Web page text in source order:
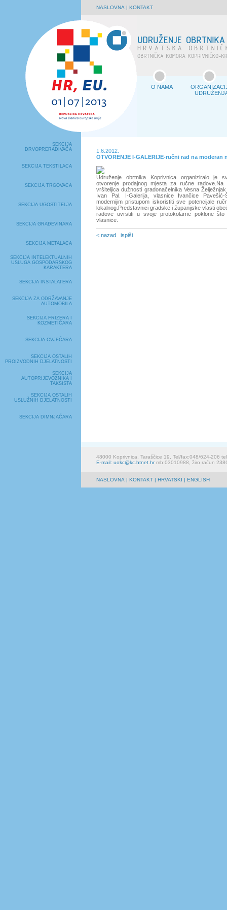
NASLOVNA | KONTAKT
O NAMA
SEKCIJA
DRVOPRERAĐIVAČA
SEKCIJA TEKSTILACA
SEKCIJA TRGOVACA
SEKCIJA UGOSTITELJA
SEKCIJA GRAĐEVINARA
SEKCIJA METALACA
SEKCIJA INTELEKTUALNIH
USLUGA GOSPODARSKOG
KARAKTERA
SEKCIJA INSTALATERA
SEKCIJA ZA ODRŽAVANJE
AUTOMOBILA
SEKCIJA FRIZERA I
KOZMETIČARA
SEKCIJA CVJEĆARA
SEKCIJA OSTALIH
PROIZVODNIH DJELATNOSTI
SEKCIJA
AUTOPRIJEVOZNIKA I
TAKSISTA
SEKCIJA OSTALIH
USLUŽNIH DJELATNOSTI
SEKCIJA DIMNJAČARA
1.6.2012.
OTVORENJE I-GALERIJE-ručni rad na moderan
Udruženje obrtnika Koprivnica organiziralo je
otvorenje prodajnog mjesta za ručne
vršiteljica dužnosti gradonačelnika Vesna
Ivan Pal. I-Galerija, vlasnice Ivančice
modernijim pristupom iskoristiti sve potencijale
lokalnog.Predstavnici gradske i županijske vlasti
radove uvrstiti u svoje protokolarne poklone
vlasnice.
< nazad ispiši
48000 Koprivnica, Taraščice 19, Tel/fax:048/624-206
E-mail: uokc@kc.htnet.hrmb:03010988, žiro račun
NASLOVNA | KONTAKT | HRVATSKI | ENGLISH